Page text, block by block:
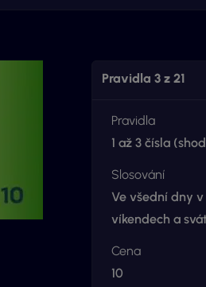
Pravidla 3 z 21
Pravidla
1 až 3 čísla
Slosování
Ve všední dny v
víkendech a
Cena
10